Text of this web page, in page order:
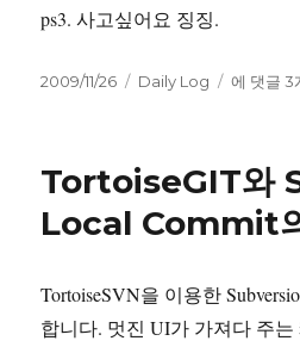
ps3. 사고싶어요 징징.
작
2009/11/26
카
Daily Log
MSVC
에 댓글 3
TortoiseGIT와
Local Commit
TortoiseSVN을 이용한
합니다. 멋진 UI가 가져다 주는